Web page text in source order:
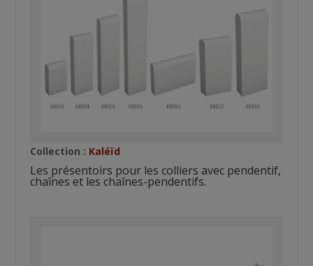
Collection : Kaléïd
Les présentoirs pour les colliers avec pendentif,
chaînes et les chaînes-pendentifs.